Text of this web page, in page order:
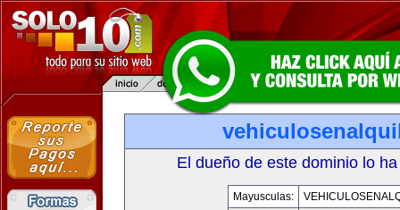
El dueño de este dominio lo
Mayusculas: